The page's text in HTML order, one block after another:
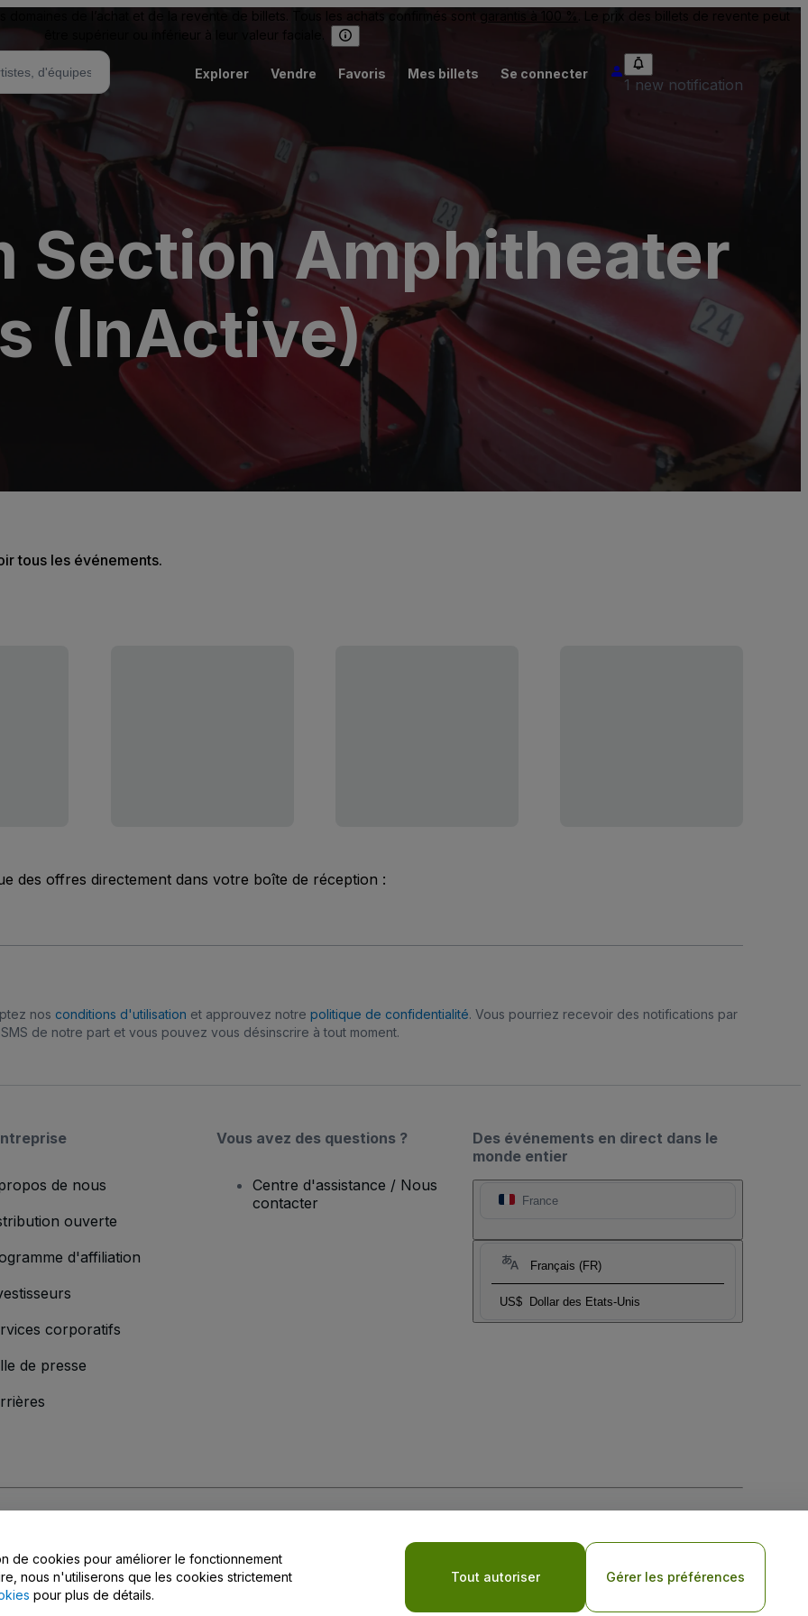
domaines de l’achat et de la revente de billets. Tous les achats confirmés sont garantis à 100 %
. Le prix des billets de revente peut
être supérieur ou inférieur à leur valeur faciale.
Explorer Vendre Favoris Mes billets Se connecter
1 new notification
Section Amphitheater
(InActive)
tous les événements.
des offres directement dans votre boîte de réception :
nos conditions d'utilisation et approuvez notre politique de confidentialité. Vous pourriez recevoir des notifications par
SMS de notre part et vous pouvez vous désinscrire à tout moment.
Des événements en direct dans le
monde entier
France
Français (FR)
US$ Dollar des Etats-Unis
de nous
ouverte
d'affiliation
corporatifs
de presse
Vous avez des questions ?
Centre d'assistance / Nous
contacter
Politique de confidentialité pour les appareils mobiles
de confidentialité
de cookies pour améliorer le fonctionnement
nous n'utiliserons que les cookies strictement
pour plus de détails.
Tout autoriser Gérer les préférences